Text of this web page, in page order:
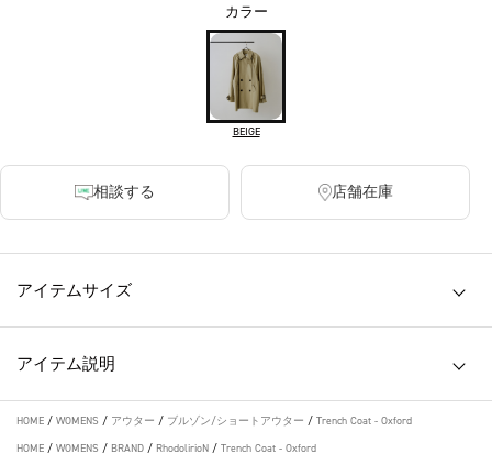
カラー
BEIGE
相談する 店舗在庫
アイテムサイズ
アイテム説明
HOME / WOMENS / アウター / ブルゾン/ショートアウター / Trench Coat - Oxford
HOME / WOMENS / BRAND / RhodolirioN / Trench Coat - Oxford